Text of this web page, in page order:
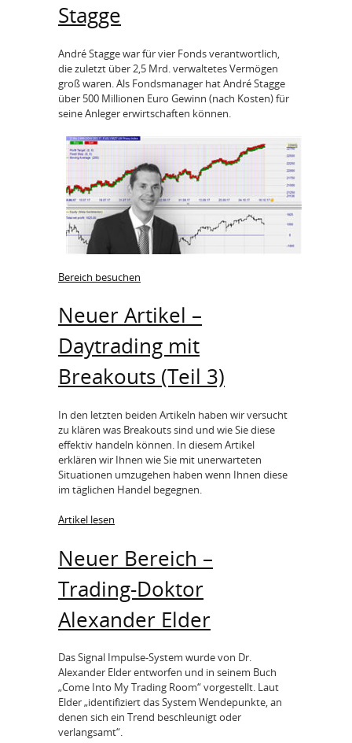
Stagge
André Stagge war für vier Fonds verantwortlich,
die zuletzt über 2,5 Mrd. verwaltetes Vermögen
groß waren. Als Fondsmanager hat André Stagge
über 500 Millionen Euro Gewinn (nach Kosten) für
seine Anleger erwirtschaften können.
Bereich besuchen
Neuer Artikel –
Daytrading mit
Breakouts (Teil 3)
In den letzten beiden Artikeln haben wir versucht
zu klären was Breakouts sind und wie Sie diese
effektiv handeln können. In diesem Artikel
erklären wir Ihnen wie Sie mit unerwarteten
Situationen umzugehen haben wenn Ihnen diese
im täglichen Handel begegnen.
Artikel lesen
Neuer Bereich –
Trading-Doktor
Alexander Elder
Das Signal Impulse-System wurde von Dr.
Alexander Elder entworfen und in seinem Buch
„Come Into My Trading Room“ vorgestellt. Laut
Elder „identifiziert das System Wendepunkte, an
denen sich ein Trend beschleunigt oder
verlangsamt“.